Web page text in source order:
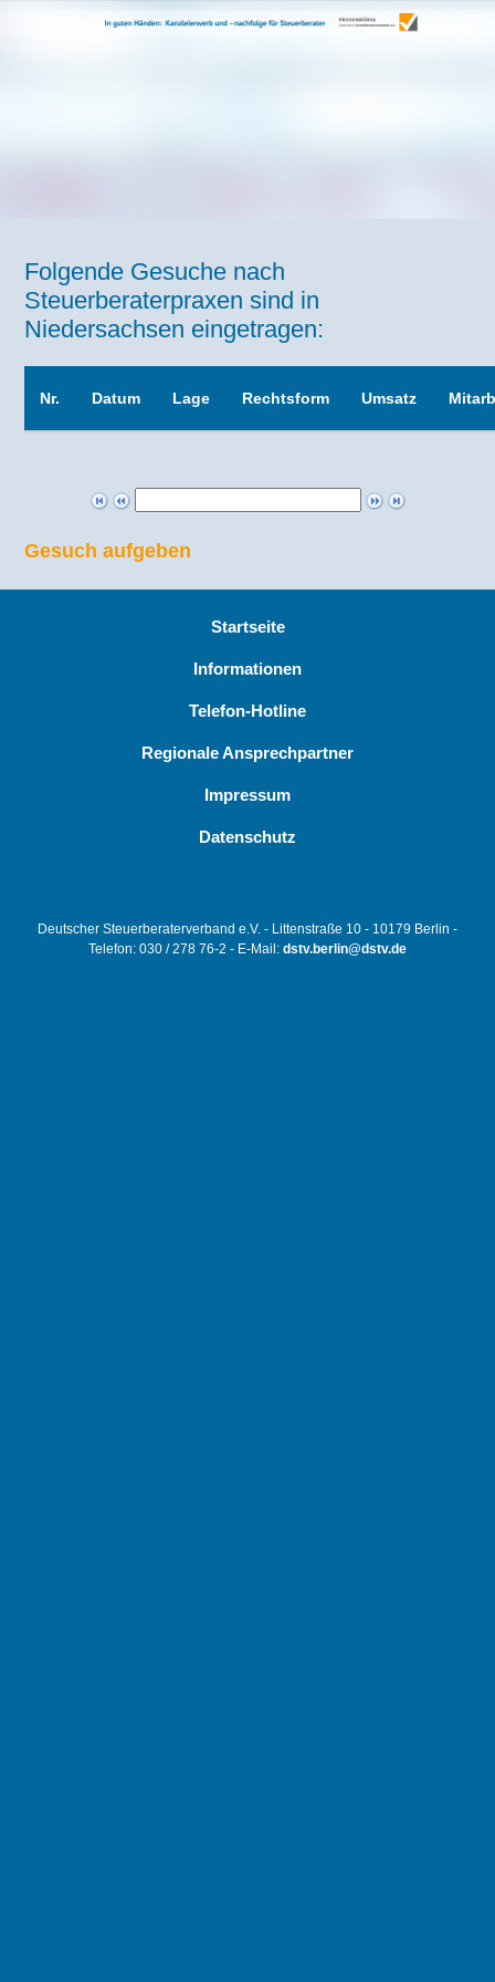
Folgende Gesuche nach
Steuerberaterpraxen sind in
Niedersachsen eingetragen:
Nr. Datum Lage Rechtsform Umsatz
Gesuch aufgeben
Startseite
Informationen
Telefon-Hotline
Regionale Ansprechpartner
Impressum
Datenschutz
Deutscher Steuerberaterverband e.V. - Littenstraße 10 - 10179 Berlin -
Telefon: 030 / 278 76-2 - E-Mail: dstv.berlin@dstv.de